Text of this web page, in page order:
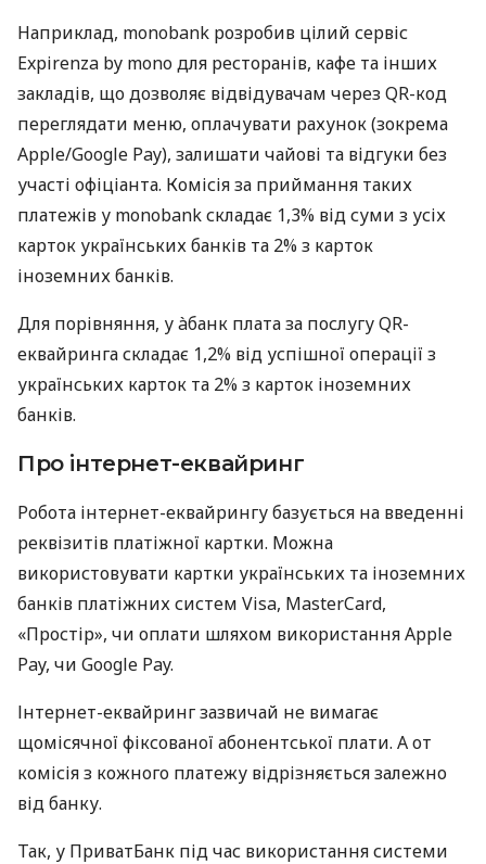
Наприклад, monobank розробив цілий сервіс
Expirenza by mono для ресторанів, кафе та інших
закладів, що дозволяє відвідувачам через QR-код
переглядати меню, оплачувати рахунок (зокрема
Apple/Google Pay), залишати чайові та відгуки без
участі офіціанта. Комісія за приймання таких
платежів у monobank складає 1,3% від суми з усіх
карток українських банків та 2% з карток
іноземних банків.
Для порівняння, у àбанк плата за послугу QR-
еквайринга складає 1,2% від успішної операції з
українських карток та 2% з карток іноземних
банків.
Про інтернет-еквайринг
Робота інтернет-еквайрингу базується на введенні
реквізитів платіжної картки. Можна
використовувати картки українських та іноземних
банків платіжних систем Visa, MasterCard,
«Простір», чи оплати шляхом використання Apple
Pay, чи Google Pay.
Інтернет-еквайринг зазвичай не вимагає
щомісячної фіксованої абонентської плати. А от
комісія з кожного платежу відрізняється залежно
від банку.
Так, у ПриватБанк під час використання системи